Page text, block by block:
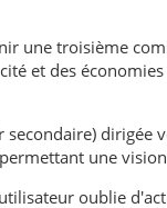
une troisième
et des
secondaire) dirigée
une
oublie